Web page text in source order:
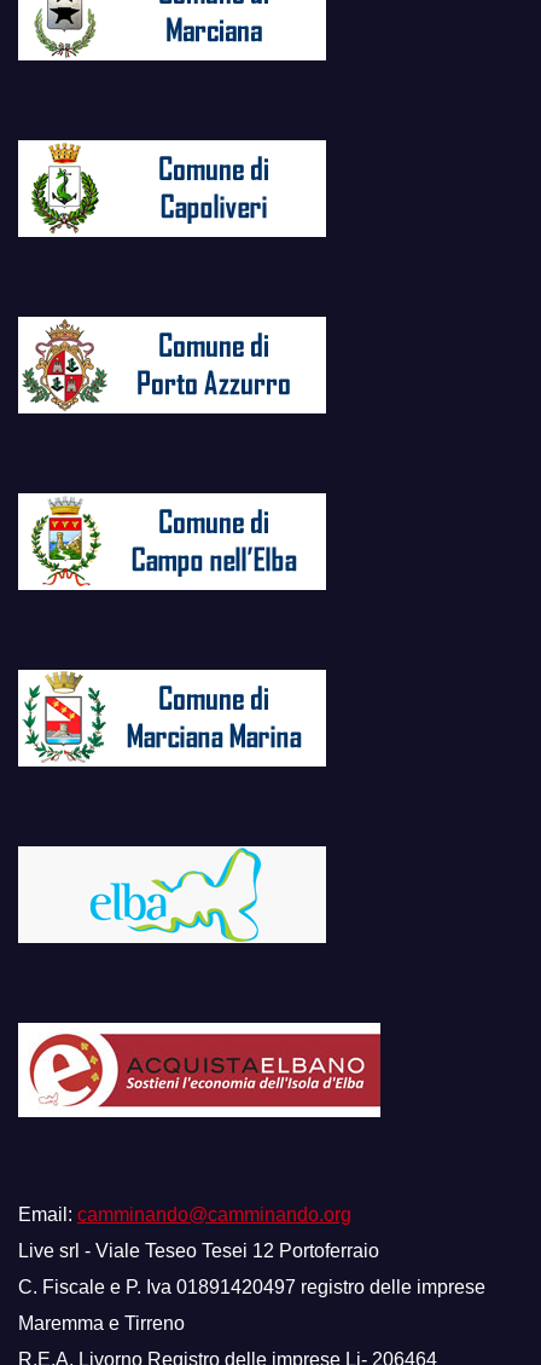
Email: camminando@camminando.org
Live srl - Viale Teseo Tesei 12 Portoferraio
C. Fiscale e P. Iva 01891420497 registro delle imprese
Maremma e Tirreno
R.E.A. Livorno Registro delle imprese Li- 206464